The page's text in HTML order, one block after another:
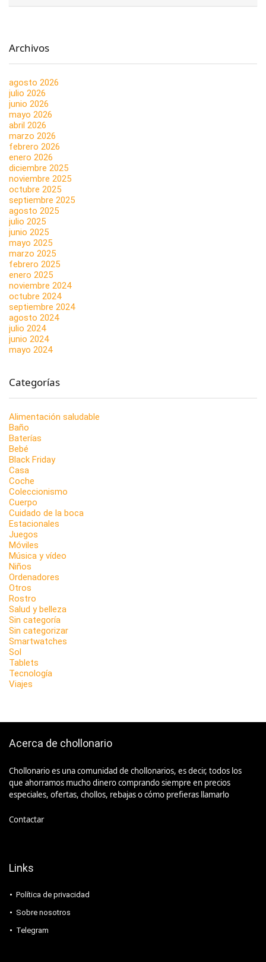
Archivos
agosto 2026
julio 2026
junio 2026
mayo 2026
abril 2026
marzo 2026
febrero 2026
enero 2026
diciembre 2025
noviembre 2025
octubre 2025
septiembre 2025
agosto 2025
julio 2025
junio 2025
mayo 2025
marzo 2025
febrero 2025
enero 2025
noviembre 2024
octubre 2024
septiembre 2024
agosto 2024
julio 2024
junio 2024
mayo 2024
Categorías
Alimentación saludable
Baño
Baterías
Bebé
Black Friday
Casa
Coche
Coleccionismo
Cuerpo
Cuidado de la boca
Estacionales
Juegos
Móviles
Música y vídeo
Niños
Ordenadores
Otros
Rostro
Salud y belleza
Sin categoría
Sin categorizar
Smartwatches
Sol
Tablets
Tecnología
Viajes
Acerca de chollonario
Chollonario es una comunidad de chollonarios, es decir, todos los
que ahorramos mucho dinero comprando siempre en precios
especiales, ofertas, chollos, rebajas o cómo prefieras llamarlo
Contactar
Links
Política de privacidad
Sobre nosotros
Telegram